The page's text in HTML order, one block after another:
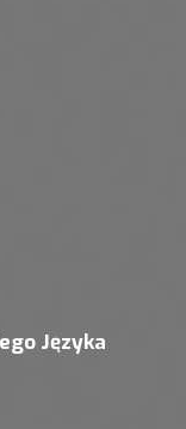
Języka